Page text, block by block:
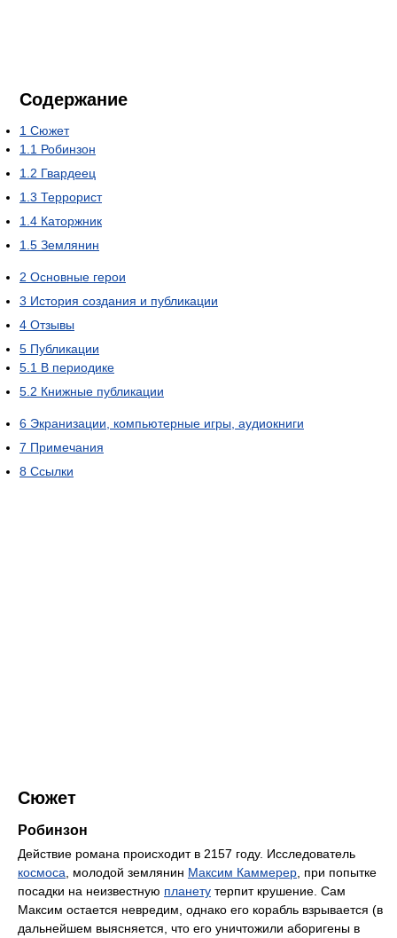
Содержание
1 Сюжет
1.1 Робинзон
1.2 Гвардеец
1.3 Террорист
1.4 Каторжник
1.5 Землянин
2 Основные герои
3 История создания и публикации
4 Отзывы
5 Публикации
5.1 В периодике
5.2 Книжные публикации
6 Экранизации, компьютерные игры, аудиокниги
7 Примечания
8 Ссылки
Сюжет
Робинзон
Действие романа происходит в 2157 году. Исследователь
космоса , молодой землянин Максим Каммерер , при попытке
посадки на неизвестную планету терпит крушение. Сам
Максим остается невредим, однако его корабль взрывается (в
дальнейшем выясняется, что его уничтожили аборигены в